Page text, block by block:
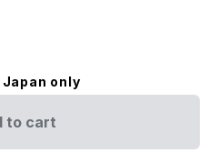
only
to cart